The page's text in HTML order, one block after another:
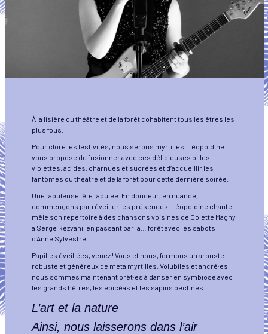
À la lisière du théâtre et de la forêt cohabitent tous les êtres les
plus fous.
Pour clore les festivités, nous serons myrtilles. Léopoldine
vous propose de fusionner avec ces délicieuses billes
violettes, acides, charnues et sucrées et d’accueillir les
fantômes du théâtre et de la forêt pour cette dernière soirée.
Une fabuleuse fête fabulée. En douceur, en nuance,
commençons par réveiller les présences. Léopoldine chante
mêle son repertoire à des chansons voisines de Colette Magny
à Serge Rezvani, en passant par la… forêt avec les sabots
d’Anne Sylvestre.
Papilles éveillées, venez ! Vous et nous, formons un arbuste
robuste et généreux de meta myrtilles. Volubiles et ancré·es,
nous sommes maintenant prêt·es à danser en symbiose avec
les grands hêtres, les épicéas et les sapins pectinés.
L’art et la nature
Ainsi, nous laisserons dans l’air